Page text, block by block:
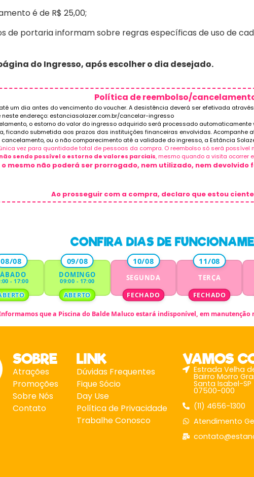
é de R$ 25,00;
de portaria informam sobre regras específicas de uso de
do Ingresso, após escolher o dia desejado.
Política de reembolso/
um dia antes do vencimento do voucher. A desistência deverá ser efetivada
neste endereço: estanciasolazer.com.br/cancelar-ingresso
o estorno do valor do ingresso adquirido será processado
ficando submetida aos prazos das instituições financeiras envolvidas. Acompanhe
ou o não comparecimento até a validade do ingresso, a Estância
vez para quantidade total de pessoas da compra. O reembolso só será
não sendo possível o estorno de valores parciais, mesmo quando a visita ocorrer
mesmo não poderá ser prorrogado, nem utilizado, nem
Ao prosseguir com a compra, declaro que estou
CONFIRA DIAS DE
08/08
- 17:00
09/08
DOMINGO
09:00 - 17:00
ABERTO
10/08
SEGUNDA
FECHADO
11/08
TERÇA
FECHADO
que a Piscina do Balde Malucoestará indisponível, em manutenção
SOBRE
Atrações
Promoções
Sobre Nós
Contato
LINK
Dúvidas Frequentes
Fique Sócio
Day Use
Política de Privacidade
Trabalhe Conosco
VAMOS
Estrada Velha
Bairro Morro
Santa Isabel-SP
07500-000
(11) 4656-1300
Atendimento